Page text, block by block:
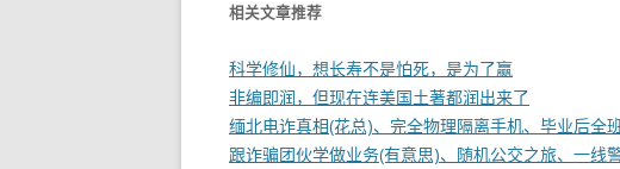
相关文章推荐
科学修仙，想长寿不是怕死，是为了赢
非编即润，但现在连美国土著都润出来了
缅北电诈真相(花总)、完全物理隔离手机、毕业后全
跟诈骗团伙学做业务(有意思)、随机公交之旅、一线